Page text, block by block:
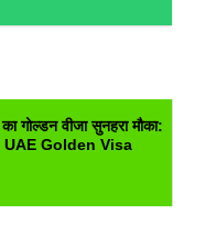
गोल्डन वीजा सुनहरा मौका:
UAE Golden Visa